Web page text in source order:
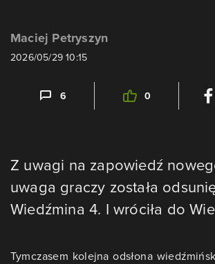
Maciej Petryszyn
2026/05/29 10:15
6 0
Z uwagi na zapowiedź
uwaga graczy została
Wiedźmina 4. I wróciła do
Tymczasem kolejna odsłona